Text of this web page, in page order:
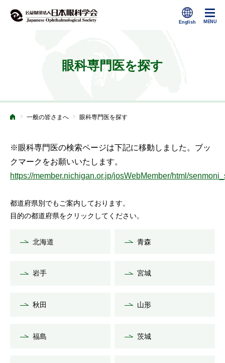
眼科専門医を探す
ホーム
> 一般の皆さまへ > 眼科専門医を探す
※眼科専門医の検索ページは下記に移動しました。ブッ
クマークをお願いいたします。
https://member.nichigan.or.jp/josWebMember/html/
都道府県別でもご案内しております。
目的の都道府県をクリックしてください。
北海道 青森
岩手 宮城
秋田 山形
福島 茨城